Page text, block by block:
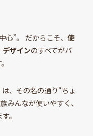
”。 だからこそ、 使
デザインのすべてがバ
は、その名の通り“ちょ
みんなが使いやすく、
。